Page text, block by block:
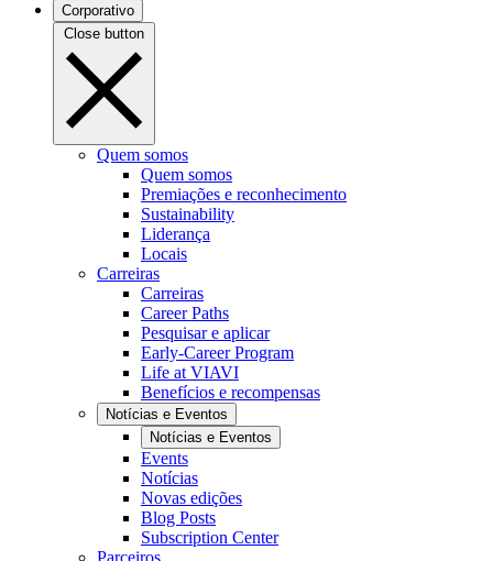
Corporativo
Close button
Quem somos
Quem somos
Premiações e reconhecimento
Sustainability
Liderança
Locais
Carreiras
Carreiras
Career Paths
Pesquisar e aplicar
Early-Career Program
Life at VIAVI
Benefícios e recompensas
Notícias e Eventos
Notícias e Eventos
Events
Notícias
Novas edições
Blog Posts
Subscription Center